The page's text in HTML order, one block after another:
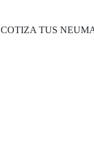
COTIZA TUS